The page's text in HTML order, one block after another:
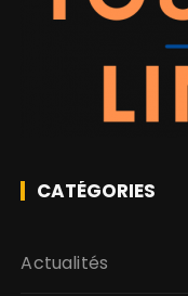
CATÉGORIES
Actualités